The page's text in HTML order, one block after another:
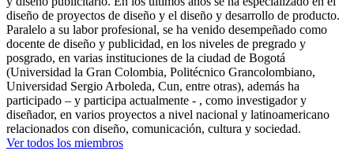
diseño de proyectos de diseño y el diseño y desarrollo de producto.
Paralelo a su labor profesional, se ha venido desempeñado como
docente de diseño y publicidad, en los niveles de pregrado y
posgrado, en varias instituciones de la ciudad de Bogotá
(Universidad la Gran Colombia, Politécnico Grancolombiano,
Universidad Sergio Arboleda, Cun, entre otras), además ha
participado – y participa actualmente - , como investigador y
diseñador, en varios proyectos a nivel nacional y latinoamericano
relacionados con diseño, comunicación, cultura y sociedad.
Ver todos los miembros